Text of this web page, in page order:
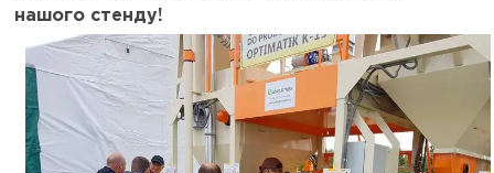
нашого стенду!